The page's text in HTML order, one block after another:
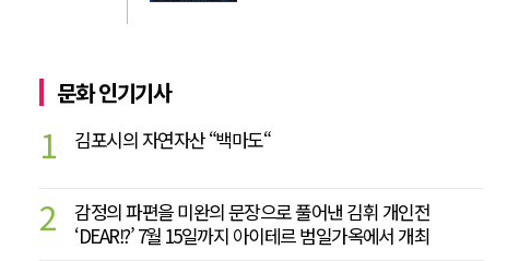
문화 인기기사
1 김포시의 자연자산 “백마도“
2
감정의 파편을 미완의 문장으로 풀어낸 김휘 개인전
‘DEAR!?’ 7월 15일까지 아이테르 범일가옥에서 개최